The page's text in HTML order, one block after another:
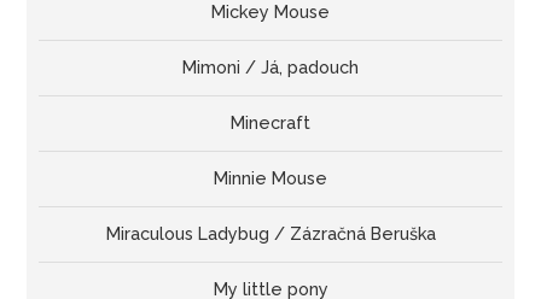
Mickey Mouse
Mimoni / Já, padouch
Minecraft
Minnie Mouse
Miraculous Ladybug / Zázračná Beruška
My little pony